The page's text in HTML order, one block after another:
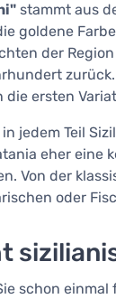
stammt aus
goldene
der
die ersten
jedem Teil
eher eine
Von der
oder
schon